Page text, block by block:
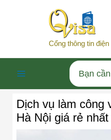
Cổng thông tin
Menu
Search
for:
Dịch vụ làm công
Hà Nội giá rẻ nhất